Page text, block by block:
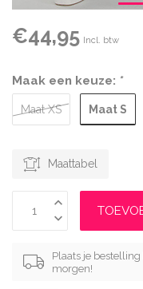
€44,95 Incl. btw
Maak een keuze: *
Maat XS Maat S
Maattabel
Plaats je
morgen!